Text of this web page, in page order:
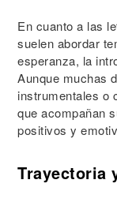
En cuanto a las
suelen abordar
esperanza, la
Aunque muchas
instrumentales o
que acompañan
positivos y
Trayectoria